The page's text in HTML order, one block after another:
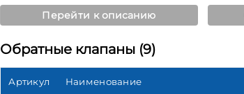
Перейти к описанию
Обратные клапаны (9)
Артикул Наименование